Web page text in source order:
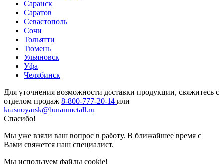
Саранск
Саратов
Севастополь
Сочи
Тольятти
Тюмень
Ульяновск
Уфа
Челябинск
Для уточнения возможности доставки продукции, свяжитесь с
отделом продаж 8-800-777-20-14 или
krasnoyarsk@buranmetall.ru
Спасибо!
Мы уже взяли ваш вопрос в работу. В ближайшее время с
Вами свяжется наш специалист.
Мы используем файлы cookie!